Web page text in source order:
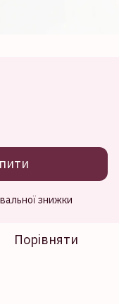
знижки
Порівняти